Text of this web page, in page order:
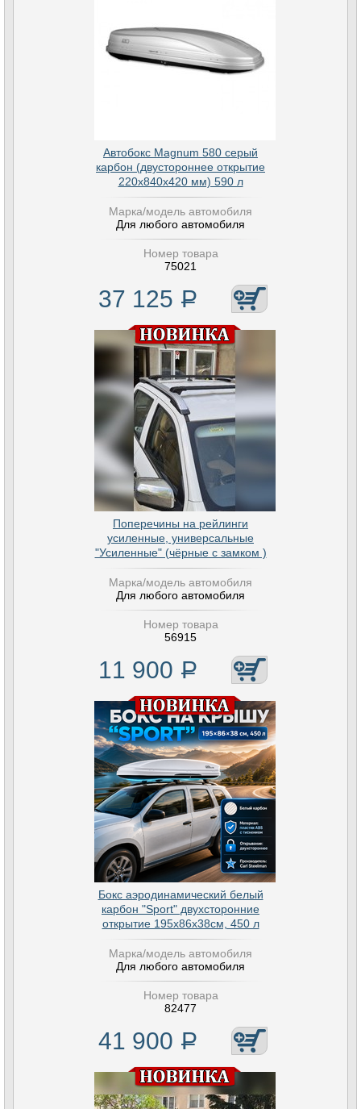
Автобокс Magnum 580 серый
карбон (двустороннее открытие
220х840х420 мм) 590 л
Марка/модель автомобиля
Для любого автомобиля
Номер товара
75021
37 125 Р
Поперечины на рейлинги
усиленные, универсальные
"Усиленные" (чёрные с замком )
Марка/модель автомобиля
Для любого автомобиля
Номер товара
56915
11 900 Р
Бокс аэродинамический белый
карбон "Sport" двухсторонние
открытие 195х86х38см, 450 л
Марка/модель автомобиля
Для любого автомобиля
Номер товара
82477
41 900 Р